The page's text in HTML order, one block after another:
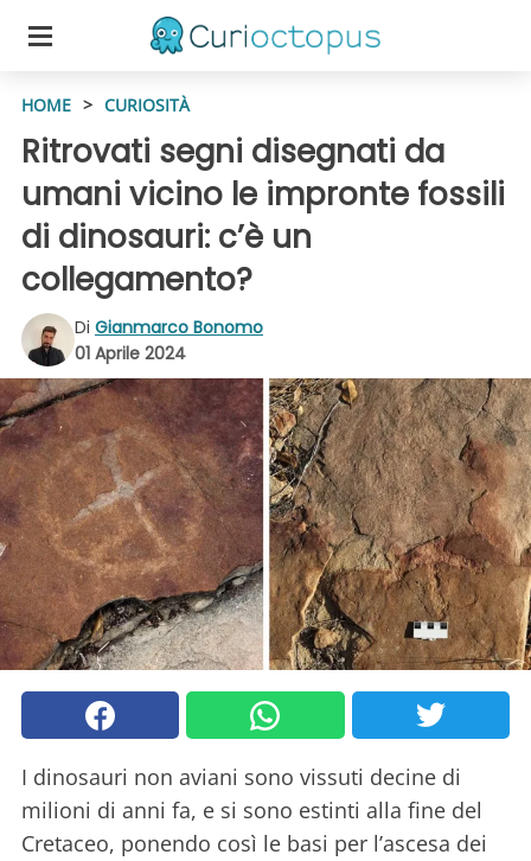
HOME > CURIOSITÀ
Ritrovati segni disegnati da
umani vicino le impronte fossili
di dinosauri: c’è un
collegamento?
Di Gianmarco Bonomo
01 Aprile 2024
I dinosauri non aviani sono vissuti decine di
milioni di anni fa, e si sono estinti alla fine del
Cretaceo, ponendo così le basi per l’ascesa dei